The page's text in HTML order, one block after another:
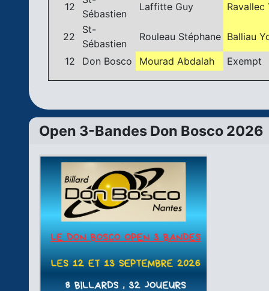
Open 3-Bandes Don Bosco 2026
12
Sébastien
Laffitte Guy Ravallec
22
St-
Sébastien
Rouleau Stéphane Balliau
12 Don Bosco Mourad Abdalah Exempt